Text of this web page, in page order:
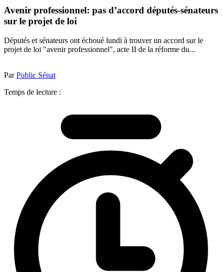
Avenir professionnel: pas d’accord députés-sénateurs
sur le projet de loi
Députés et sénateurs ont échoué lundi à trouver un accord sur le
projet de loi "avenir professionnel", acte II de la réforme du...
ParPublic Sénat
Temps de lecture :